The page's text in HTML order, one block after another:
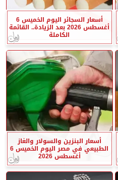
أسعار السجائر اليوم الخميس 6
أغسطس 2026 بعد الزيادة.. القائمة
الكاملة
أسعار البنزين والسولار والغاز
الطبيعي في مصر اليوم الخميس 6
أغسطس 2026